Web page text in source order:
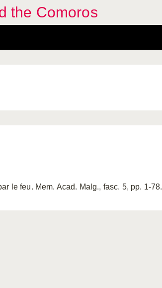
the Comoros
le feu. Mem. Acad. Malg., fasc. 5, pp. 1-78.